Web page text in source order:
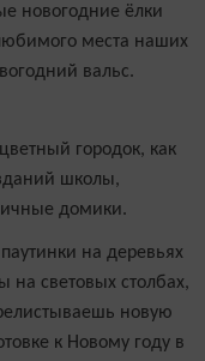
новогодние ёлки
места наших
вальс.
городок, как
школы,
домики.
на деревьях
на световых столбах,
новую
к Новому году в